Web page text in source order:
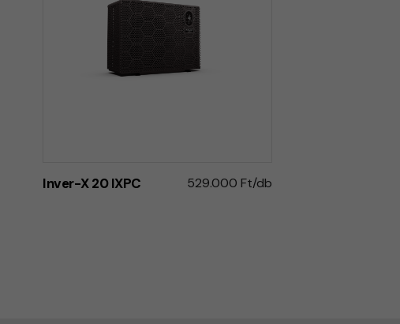
Inver-X 20 IXPC 529.000 Ft/db